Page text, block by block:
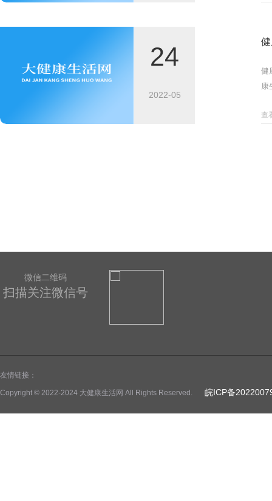
24
2022-05
健
康
查
微信二维码
扫描关注微信号
友情链接：
Copyright © 2022-2024 大健康生活网 All Rights Reserved. 皖ICP备